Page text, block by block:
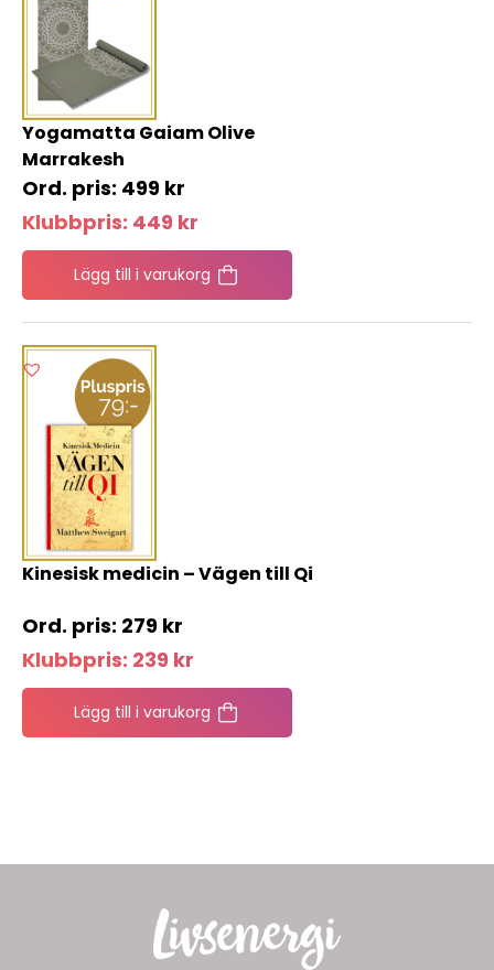
Yogamatta Gaiam Olive
Marrakesh
499 kr
Klubbpris: 449 kr
Lägg till i varukorg
Kinesisk medicin – Vägen till Qi
279 kr
Klubbpris: 239 kr
Lägg till i varukorg